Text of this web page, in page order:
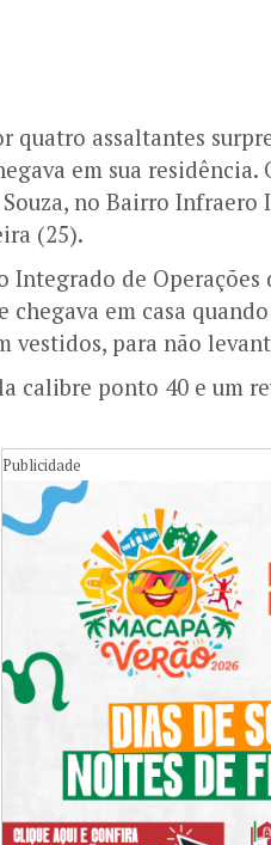
quatro assaltantes
em sua residência.
no Bairro Infraero
(25).
Integrado de Operações
em casa
vestidos, para não
calibre ponto 40 e um
Publicidade